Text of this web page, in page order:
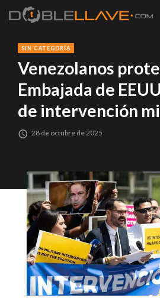
SIN CATEGORÍA
Venezolanos
Embajada de
de intervención
28 de octubre de 2025